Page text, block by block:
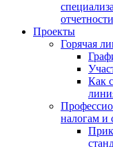
Проекты
Горячая
Как
налогам и